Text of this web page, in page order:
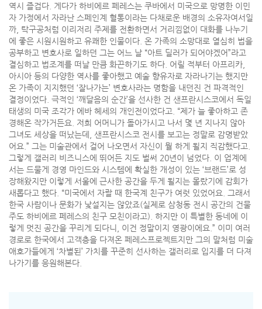
역시 즐겁다. 게다가 하비에르 페레스는 쿠바에서 미국으로 망명한 이민
자 가정에서 자라난 스페인계 혈통이라는 다채로운 배경의 소유자여서일
까, 탁구공처럼 이리저리 주제를 전환하면서 거리낌없이 대화를 나누기
에 좋은 시원시원하고 유쾌한 인물이다. 온 가족의 소망대로 열심히 법을
공부하고 변호사로 일하던 그는 어느 날 “아트 딜러가 되어야겠어”라고
결심하고 법조계를 떠날 만큼 화끈하기도 하다. 어릴 적부터 아프리카,
아시아 등의 다양한 역사를 좋아했고 예술 향유자로 자라나기는 했지만
온 가족이 지지했던 ‘잘나가는’ 변호사라는 명함을 내던진 건 파격적인
결정이었다. 극적인 ‘깨달음의 순간’을 선사한 건 샌프란시스코에서 독일
태생의 미국 조각가 에바 헤세의 개인전이었다고. “제가 늘 좋아하고 존
경해온 작가거든요. 저희 어머니가 돌아가시고 나서 몇 년 지나지 않아
그녀도 세상을 떠났는데, 샌프란시스코 전시를 보고는 정말로 감명받았
어요.” 그는 미술관에서 걸어 나오면서 자신이 뭘 하게 될지 직감했다고.
그렇게 갤러리 비즈니스에 뛰어든 지도 벌써 20년이 넘었다. 이 업계에
서는 드물게 경영 마인드와 시스템에 확실한 개성이 있는 ‘브랜드’로 성
장해왔지만 이렇게 서울에 근사한 공간을 두게 될지는 몰랐기에 감회가
새롭다고 했다. “미국에서 자랄 때 한국계 친구가 여럿 있었어요. 그래서
한국 사람이나 문화가 낯설지는 않았죠(실제로 삼청동 전시 공간의 건물
주도 하비에르 페레스의 친구 모친이라고). 하지만 이 특별한 동네에 이
렇게 멋진 공간을 꾸리게 되다니, 이건 정말이지 영광이에요.” 이미 여러
경로로 한국에서 고객층을 다져온 페레스프로젝트지만 그의 말처럼 미술
애호가들에게 ‘차별된’ 가치를 꾸준히 선사하는 갤러리로 입지를 더 다져
나가기를 응원해본다.